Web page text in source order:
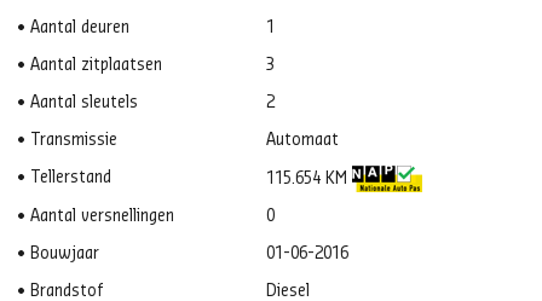
Aantal deuren 1
Aantal zitplaatsen 3
Aantal sleutels 2
Transmissie Automaat
Tellerstand 115.654 KM
Aantal versnellingen 0
Bouwjaar 01-06-2016
Brandstof Diesel